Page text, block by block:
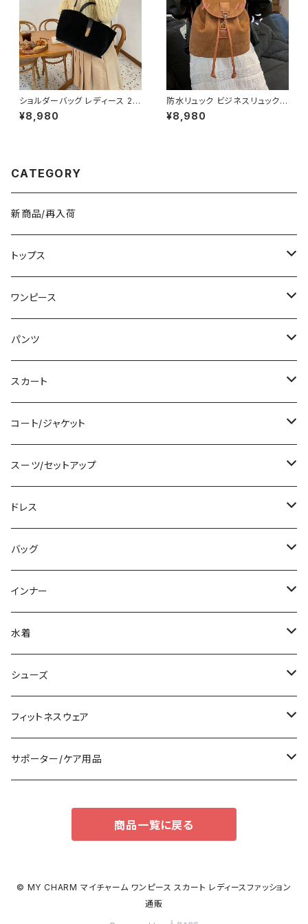
ショルダーバッグ レディース 2W
AYバッグ ハンドバッグ スエード
風バッグ 大人カジュアルバッグ
¥8,980
防水リュック ビジネスリュック
メンズ レディース バックパック
PCリュック 大容量リュック 防水
¥8,980
CATEGORY
新商品/再入荷
トップス
Tシャツ/カットソー
タンクトップ/キャミソール
シャツ/ブラウス
ベアトップ/チューブトップ
カーディガン/ボレロ
ニット/セーター
パーカー
スウェット/トレーナー
その他
ワンピース
ミニ/ショート
ミディアム/ミモレ
ロング/マキシ
袖付き
ノースリーブ
その他
チュニック
パンツ
ショート丈
クロップド丈
ロング丈
デニム
レギンス
その他
オールインワン
スカート
ミニ/ショート
ミディアム/ミモレ
ロング
その他
コート/ジャケット
コート
ジャケット
その他
スーツ/セットアップ
パンツスーツ
スカートスーツ
その他
ドレス
ミニ/ショート
ミディアム/ミモレ
ロング/マキシ
袖付き
ノースリーブ
パンツドレス
バッグ
サブバッグ
クラッチバッグ
フォーマルバッグ
カジュアルバッグ
バックパック
その他
インナー
ブラ/ブラトップ/ベアトップ
ショーツ
タンクトップ/キャミソール
半袖/5分
ペチコート/ペチパンツ
水着
タンキニ
バンドゥビキニ
ワンピース
シューズ
スニーカー
ブーツ
その他
フィットネスウェア
セット販売
タイツ
サポーター/ケア用品
商品一覧に戻る
© MY CHARM マイチャーム ワンピース スカート レディースファッション
通販